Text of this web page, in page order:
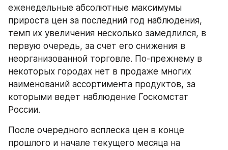
еженедельные абсолютные максимумы
прироста цен за последний год наблюдения,
темп их увеличения несколько замедлился, в
первую очередь, за счет его снижения в
неорганизованной торговле. По-прежнему в
некоторых городах нет в продаже многих
наименований ассортимента продуктов, за
которыми ведет наблюдение Госкомстат
России.
После очередного всплеска цен в конце
прошлого и начале текущего месяца на